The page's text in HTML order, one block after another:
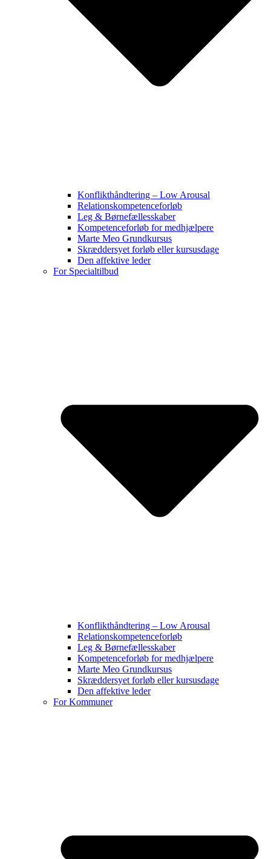
Konflikthåndtering – Low Arousal
Relationskompetenceforløb
Leg & Børnefællesskaber
Kompetenceforløb for medhjælpere
Marte Meo Grundkursus
Skræddersyet forløb eller kursusdage
Den affektive leder
For Specialtilbud
Konflikthåndtering – Low Arousal
Relationskompetenceforløb
Leg & Børnefællesskaber
Kompetenceforløb for medhjælpere
Marte Meo Grundkursus
Skræddersyet forløb eller kursusdage
Den affektive leder
For Kommuner